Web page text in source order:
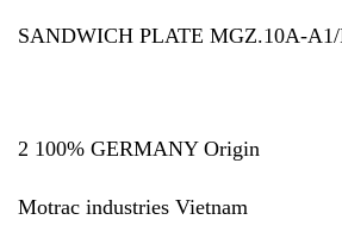
SANDWICH PLATE MGZ.10A-A1/
2 100% GERMANY Origin
Motrac industries Vietnam